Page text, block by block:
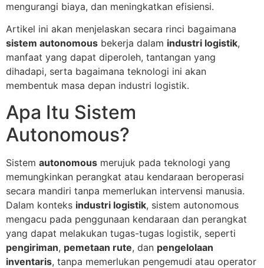
mengurangi biaya, dan meningkatkan efisiensi.
Artikel ini akan menjelaskan secara rinci bagaimana
sistem autonomous bekerja dalam industri logistik,
manfaat yang dapat diperoleh, tantangan yang
dihadapi, serta bagaimana teknologi ini akan
membentuk masa depan industri logistik.
Apa Itu Sistem
Autonomous?
Sistem autonomous merujuk pada teknologi yang
memungkinkan perangkat atau kendaraan beroperasi
secara mandiri tanpa memerlukan intervensi manusia.
Dalam konteks industri logistik, sistem autonomous
mengacu pada penggunaan kendaraan dan perangkat
yang dapat melakukan tugas-tugas logistik, seperti
pengiriman, pemetaan rute, dan pengelolaan
inventaris, tanpa memerlukan pengemudi atau operator